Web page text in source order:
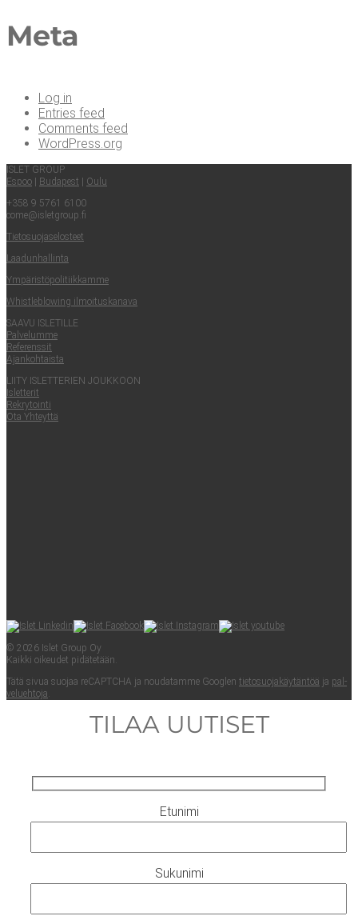
Meta
Log in
Entries feed
Comments feed
WordPress.org
ISLET GROUP
Espoo | Buda­pest | Oulu
+358 9 5761 6100
come@​isletgroup.​fi
Tie­to­suo­ja­se­los­teet
Laa­dun­hal­lin­ta
Ympä­ris­tö­po­li­tiik­kam­me
Whist­le­blowing ilmoituskanava
SAA­VU ISLETILLE
Pal­ve­lum­me
Refe­rens­sit
Ajan­koh­tais­ta
LII­TY ISLET­TE­RIEN JOUKKOON
Islet­te­rit
Rek­ry­toin­ti
Ota Yhteyt­tä
© 2026 Islet Group Oy
Kaik­ki oikeu­det pidätetään.
Tätä sivua suo­jaa reCAPTC­HA ja nou­da­tam­me Googlen tie­to­suo­ja­käy­tän­töä ja pal­
ve­lueh­to­ja.
TILAA UUTISET
Etunimi
Sukunimi